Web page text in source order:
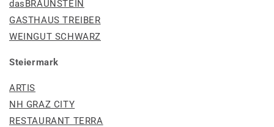
dasBRAUNSTEIN
GASTHAUS TREIBER
WEINGUT SCHWARZ
Steiermark
ARTIS
NH GRAZ CITY
RESTAURANT TERRA